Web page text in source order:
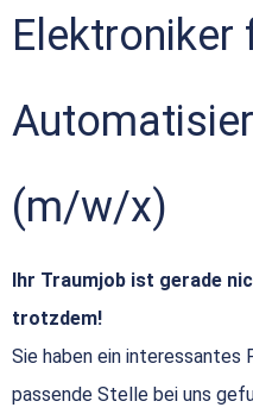
Elektroniker
(m/w/x)
Ihr Traumjob ist gerade
trotzdem!
Sie haben ein interessantes
passende Stelle bei uns